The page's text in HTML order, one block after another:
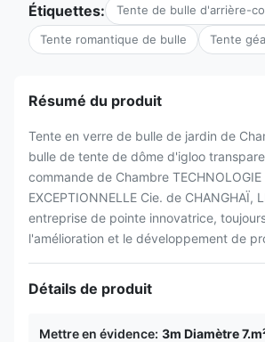
Étiquettes: Tente de bulle d'arrière-
Tente romantique de bulle Tente
Résumé du produit
Tente en verre de bulle de jardin de
bulle de tente de dôme d'igloo
commande de Chambre TECHNOLOGIE
EXCEPTIONNELLE Cie. de CHANGHAÏ,
entreprise de pointe innovatrice,
l'amélioration et le développement de
Détails de produit
Mettre en évidence: 3m Diamètre